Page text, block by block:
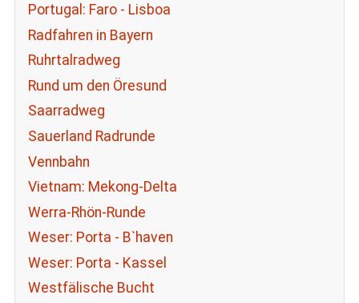
Portugal: Faro - Lisboa
Radfahren in Bayern
Ruhrtalradweg
Rund um den Öresund
Saarradweg
Sauerland Radrunde
Vennbahn
Vietnam: Mekong-Delta
Werra-Rhön-Runde
Weser: Porta - B`haven
Weser: Porta - Kassel
Westfälische Bucht